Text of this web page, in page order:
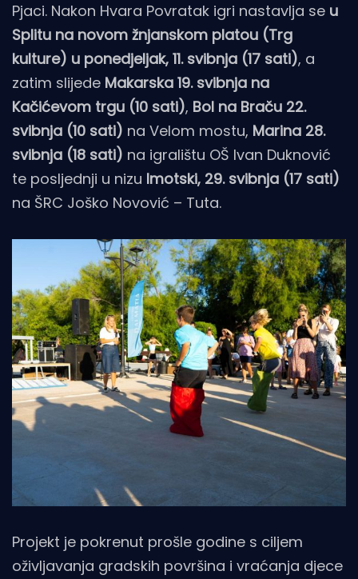
Pjaci. Nakon Hvara Povratak igri nastavlja se u
Splitu na novom žnjanskom platou (Trg
kulture) u ponedjeljak, 11. svibnja (17 sati), a
zatim slijede Makarska 19. svibnja na
Kačićevom trgu (10 sati), Bol na Braču 22.
svibnja (10 sati) na Velom mostu, Marina 28.
svibnja (18 sati) na igralištu OŠ Ivan Duknović
te posljednji u nizu Imotski, 29. svibnja (17 sati)
na ŠRC Joško Novović – Tuta.
Projekt je pokrenut prošle godine s ciljem
oživljavanja gradskih površina i vraćanja djece